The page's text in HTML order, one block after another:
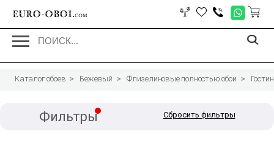
EURO-OBOI.com
Каталог обоев Бежевый Флизелиновые полностью обои
Фильтры Сбросить фильтры